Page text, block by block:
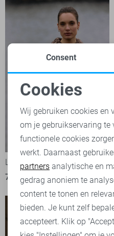
Lady Day Vest
79,95
Noodzakelijke cookies
Personalisatie cookies
Analytische cookies
Marketing cookies
Consent
Cookies
Wij gebruiken cookies en
om je gebruikservaring te
functionele cookies
werkt. Daarnaast
partners analytische en
gedrag anoniem te
content te tonen en
bieden. Je kunt zelf
accepteert. Klik op